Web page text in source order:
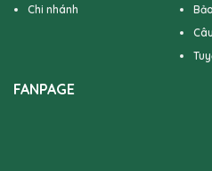
Chi nhánh
FANPAGE